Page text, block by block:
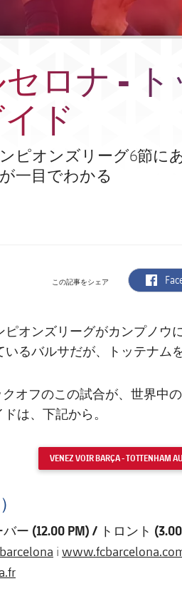
セロナ -
ド
ンピオンズリーグ6節に
一目でわかる
この記事をシェア
ピオンズリーグがカンプノウ
いるバルサだが、トッテナム
オフのこの試合が、世界中
は、下記から。
VENEZ VOIR BARÇA - TOTTENHAM
ー (12.00 PM) / トロント
i